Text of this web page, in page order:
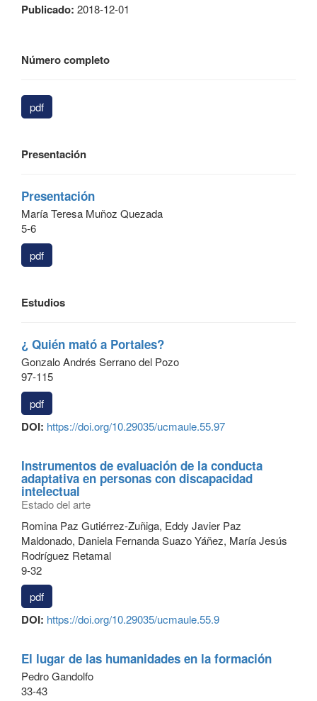
Publicado: 2018-12-01
Número completo
pdf
Presentación
Presentación
María Teresa Muñoz Quezada
5-6
pdf
Estudios
¿ Quién mató a Portales?
Gonzalo Andrés Serrano del Pozo
97-115
pdf
DOI: https://doi.org/10.29035/ucmaule.55.97
Instrumentos de evaluación de la conducta
adaptativa en personas con discapacidad
intelectual
Estado del arte
Romina Paz Gutiérrez-Zuñiga, Eddy Javier Paz
Maldonado, Daniela Fernanda Suazo Yáñez, María Jesús
Rodríguez Retamal
9-32
pdf
DOI: https://doi.org/10.29035/ucmaule.55.9
El lugar de las humanidades en la formación
Pedro Gandolfo
33-43